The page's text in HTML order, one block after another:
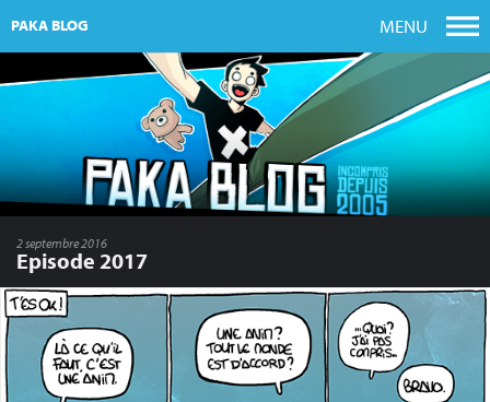
PAKA BLOG MENU
2 septembre 2016
Episode 2017